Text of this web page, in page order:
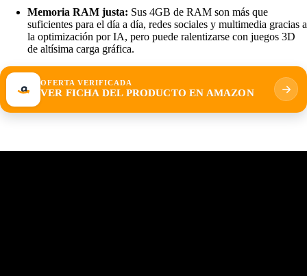
Memoria RAM justa: Sus 4GB de RAM son más que
suficientes para el día a día, redes sociales y multimedia gracias a
la optimización por IA, pero puede ralentizarse con juegos 3D
de altísima carga gráfica.
OFERTA VERIFICADA
VER FICHA DEL PRODUCTO EN AMAZON